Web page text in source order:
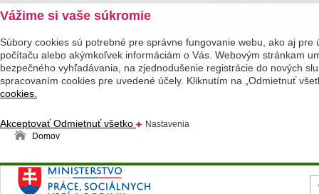
Vážime si vaše súkromie
Súbory cookies sú potrebné pre správne fungovanie webu, ako aj
počítaču alebo akýmkoľvek informáciám o Vás. Webovým stránkam
bezpečného vyhľadávania, na zjednodušenie registrácie do nových
spracovaním cookies pre uvedené účely. Kliknutím na „Odmietnuť
cookies.
AkceptovaťOdmietnuť všetko
Nastavenia
Domov
Ministerstvo práce, sociálnych vecí a rodiny